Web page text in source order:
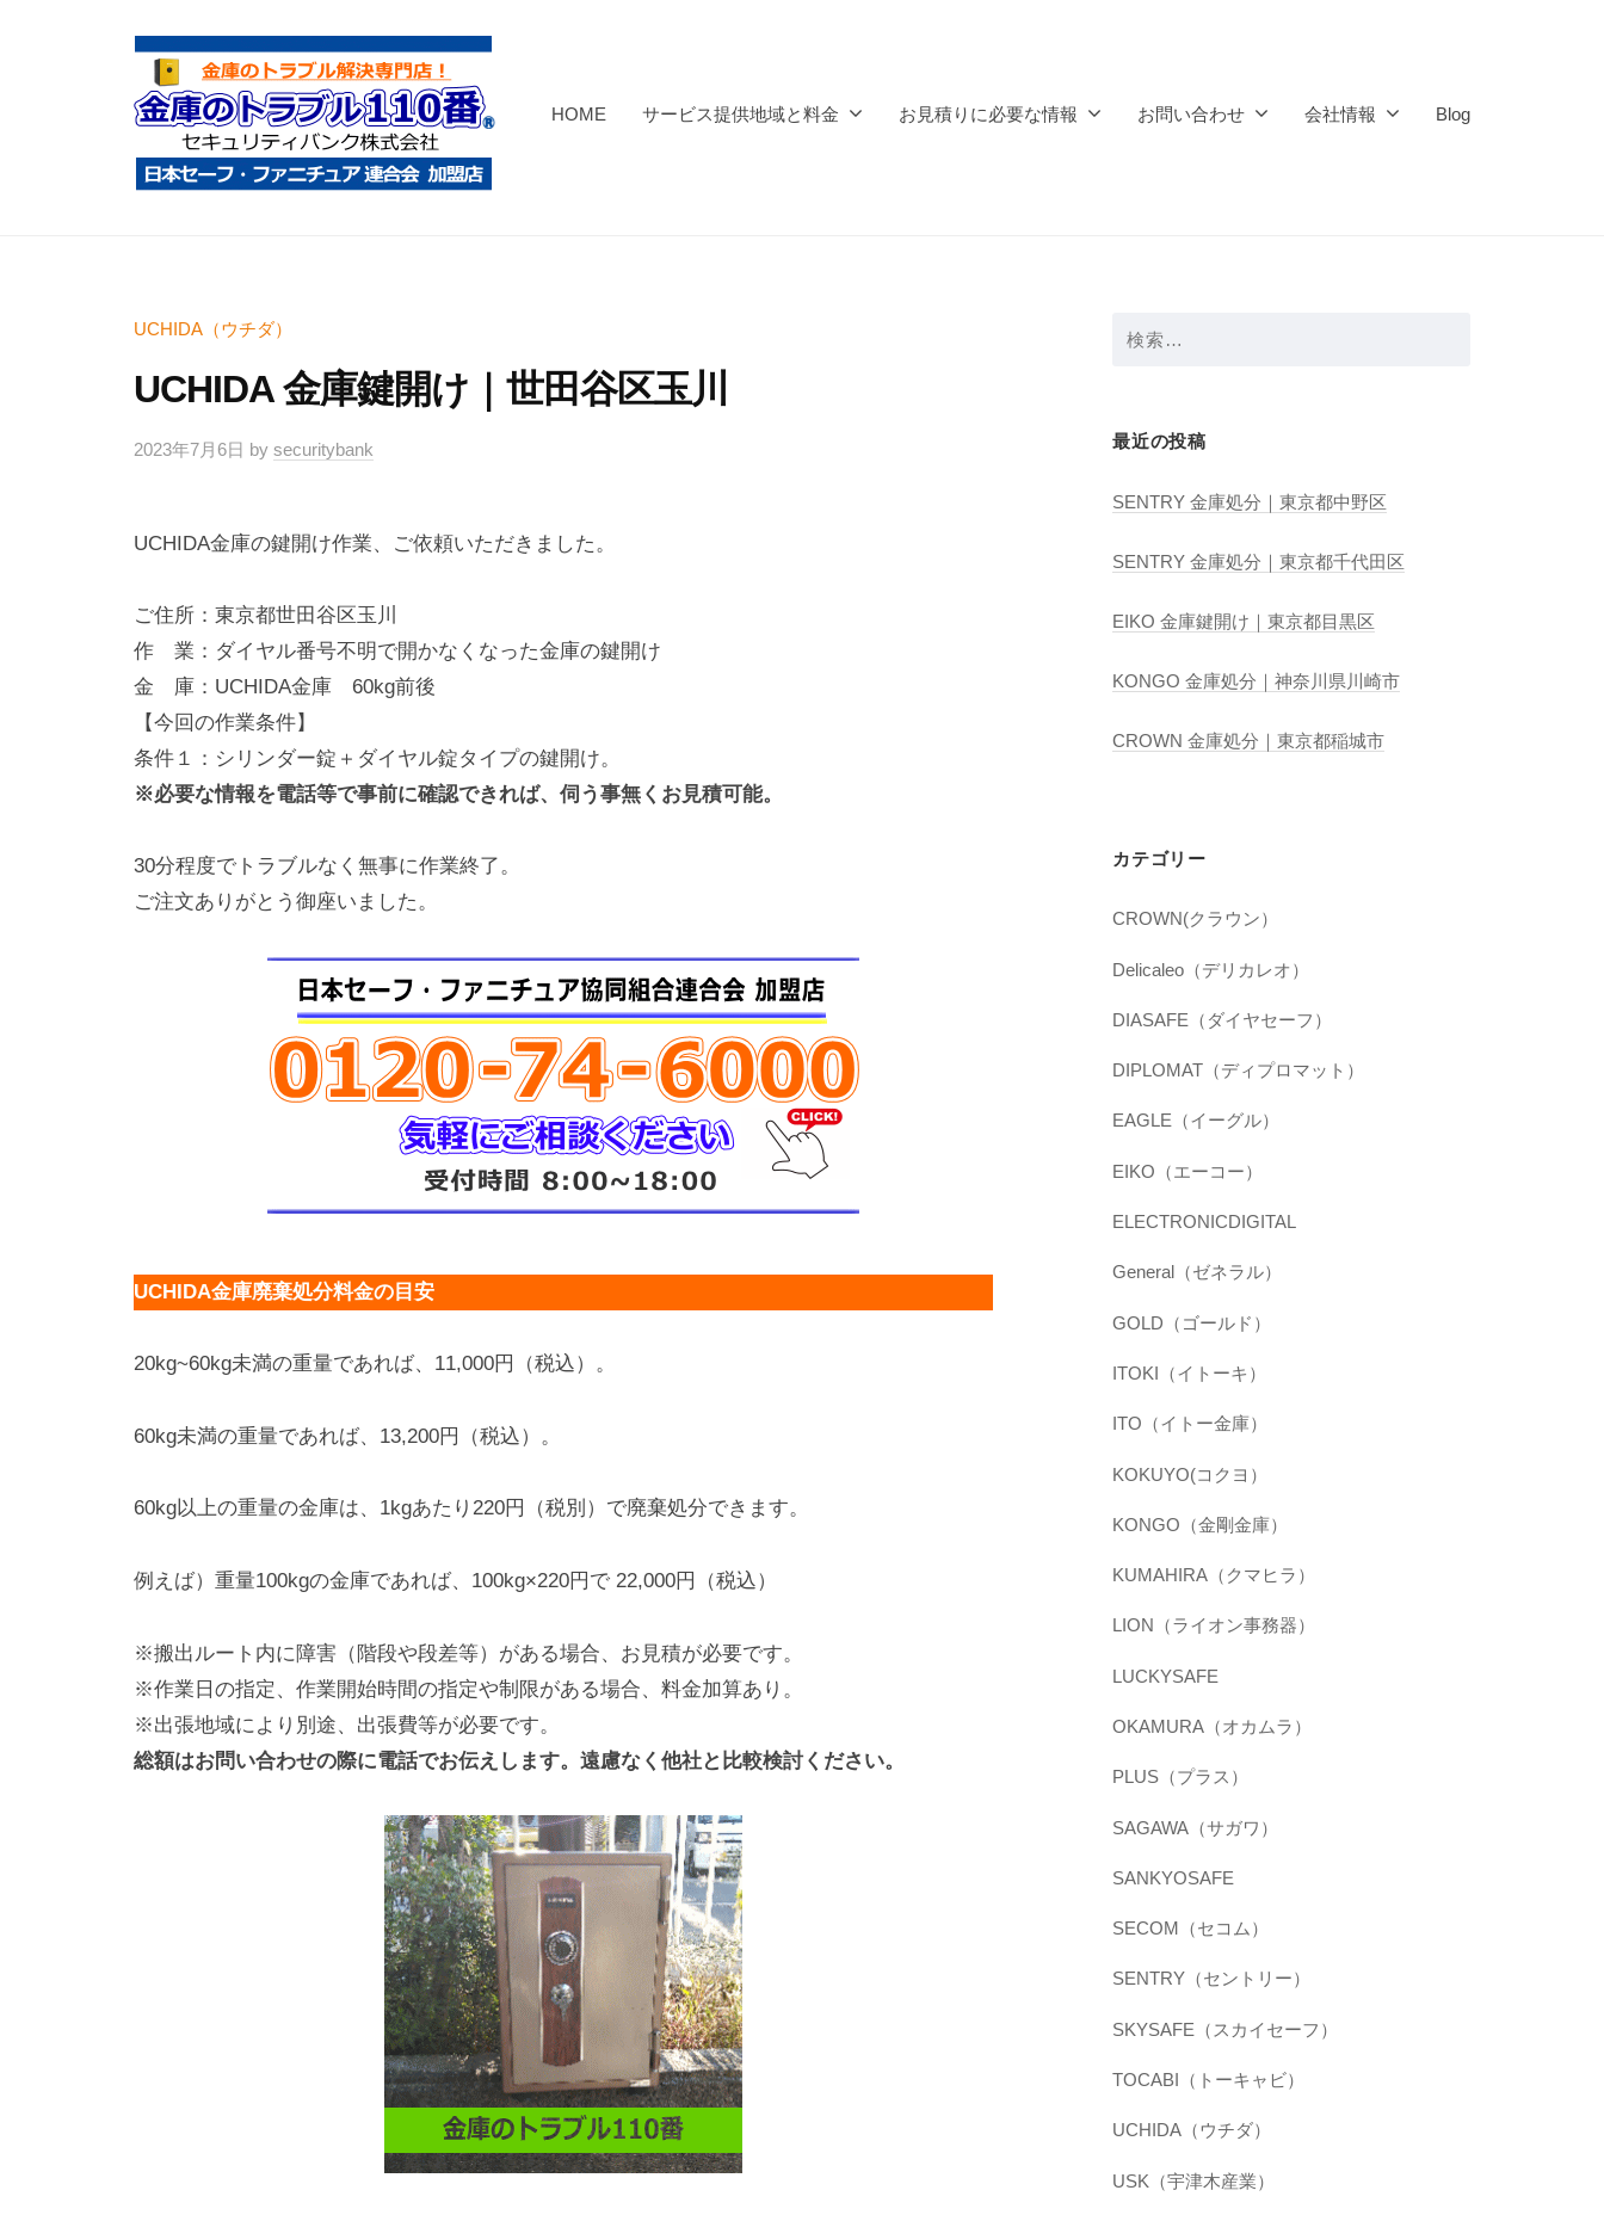
ト
ラ
ブ
ル
1
番
分
修
理
等
の
専
門
HOME サービス提供地域と料金 お見積りに必要な情報 お問い合わせ 会社情報 Blog
UCHIDA（ウチダ）
UCHIDA 金庫鍵開け｜世田谷区玉川
2023年7月6日 by securitybank
UCHIDA金庫の鍵開け作業、ご依頼いただきました。
ご住所：東京都世田谷区玉川
作 業：ダイヤル番号不明で開かなくなった金庫の鍵開け
金 庫：UCHIDA金庫 60kg前後
【今回の作業条件】
条件１：シリンダー錠＋ダイヤル錠タイプの鍵開け。
※必要な情報を電話等で事前に確認できれば、伺う事無くお見積可能。
30分程度でトラブルなく無事に作業終了。
ご注文ありがとう御座いました。
UCHIDA金庫廃棄処分料金の目安
20kg~60kg未満の重量であれば、11,000円（税込）。
60kg未満の重量であれば、13,200円（税込）。
60kg以上の重量の金庫は、1kgあたり220円（税別）で廃棄処分できます。
例えば）重量100kgの金庫であれば、100kg×220円で 22,000円（税込）
※搬出ルート内に障害（階段や段差等）がある場合、お見積が必要です。
※作業日の指定、作業開始時間の指定や制限がある場合、料金加算あり。
※出張地域により別途、出張費等が必要です。
総額はお問い合わせの際に電話でお伝えします。遠慮なく他社と比較検討ください。
検
最近の投稿
SENTRY 金庫処分｜東京都中野区
SENTRY 金庫処分｜東京都千代田区
EIKO 金庫鍵開け｜東京都目黒区
KONGO 金庫処分｜神奈川県川崎市
CROWN 金庫処分｜東京都稲城市
カテゴリー
CROWN(クラウン）
Delicaleo（デリカレオ）
DIASAFE（ダイヤセーフ）
DIPLOMAT（ディプロマット）
EAGLE（イーグル）
EIKO（エーコー）
ELECTRONICDIGITAL
General（ゼネラル）
GOLD（ゴールド）
ITOKI（イトーキ）
ITO（イトー金庫）
KOKUYO(コクヨ）
KONGO（金剛金庫）
KUMAHIRA（クマヒラ）
LION（ライオン事務器）
LUCKYSAFE
OKAMURA（オカムラ）
PLUS（プラス）
SAGAWA（サガワ）
SANKYOSAFE
SECOM（セコム）
SENTRY（セントリー）
SKYSAFE（スカイセーフ）
TOCABI（トーキャビ）
UCHIDA（ウチダ）
USK（宇津木産業）
庫
の
ト
ラ
ブ
ル
番